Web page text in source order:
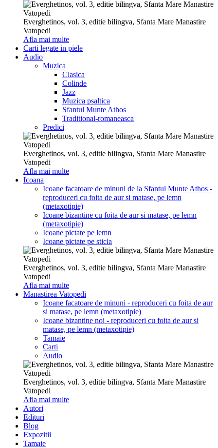
Everghetinos, vol. 3, editie bilingva, Sfanta Mare Manastire
Vatopedi
Afla mai multe
Carti legate in piele
Audio
Muzica
Clasica
Colinde
Jazz
Muzica psaltica
Sfantul Munte Athos
Traditional-romaneasca
Predici
Everghetinos, vol. 3, editie bilingva, Sfanta Mare Manastire
Vatopedi
Afla mai multe
Icoana
Icoane facatoare de minuni de la Sfantul Munte Athos -
reproduceri cu foita de aur si matase, pe lemn
(metaxotipie)
Icoane bizantine cu foita de aur si matase, pe lemn
(metaxotipie)
Icoane pictate pe lemn
Icoane pictate pe sticla
Everghetinos, vol. 3, editie bilingva, Sfanta Mare Manastire
Vatopedi
Afla mai multe
Manastirea Vatopedi
Icoane facatoare de minuni - reproduceri cu foita de aur
si matase, pe lemn (metaxotipie)
Icoane bizantine noi - reproduceri cu foita de aur si
matase, pe lemn (metaxotipie)
Tamaie
Carti
Audio
Everghetinos, vol. 3, editie bilingva, Sfanta Mare Manastire
Vatopedi
Afla mai multe
Autori
Edituri
Blog
Expozitii
Tamaie